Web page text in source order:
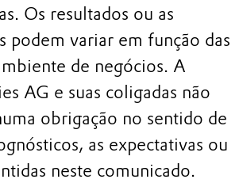
Os resultados ou as
podem variar em função das
de negócios. A
AG e suas coligadas não
obrigação no sentido de
as expectativas ou
neste comunicado.